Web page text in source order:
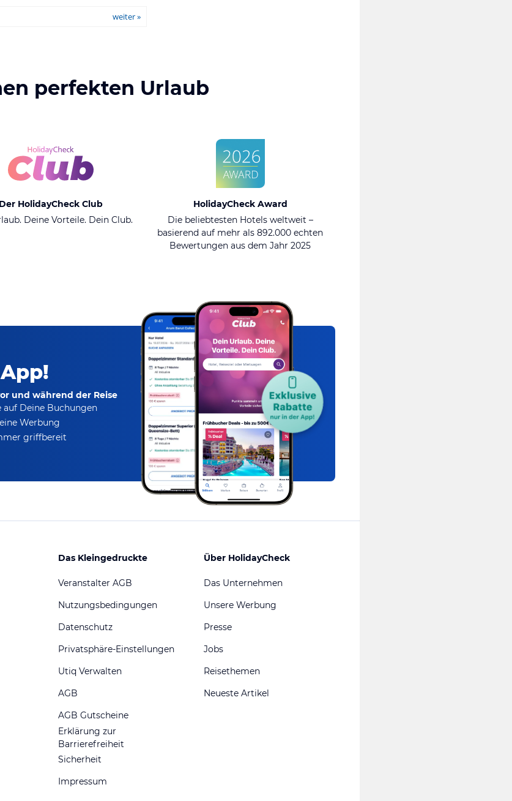
weiter »
perfekten Urlaub
Der HolidayCheck Club
Deine Vorteile. Dein Club.
HolidayCheck Award
Die beliebtesten Hotels weltweit –
basierend auf mehr als 892.000 echten
Bewertungen aus dem Jahr 2025
und während der Reise
auf Deine Buchungen
Werbung
griffbereit
Das Kleingedruckte
Veranstalter AGB
Nutzungsbedingungen
Datenschutz
Privatsphäre-Einstellungen
Utiq Verwalten
AGB
AGB Gutscheine
Erklärung zur
Barrierefreiheit
Sicherheit
Impressum
Über HolidayCheck
Das Unternehmen
Unsere Werbung
Presse
Jobs
Reisethemen
Neueste Artikel